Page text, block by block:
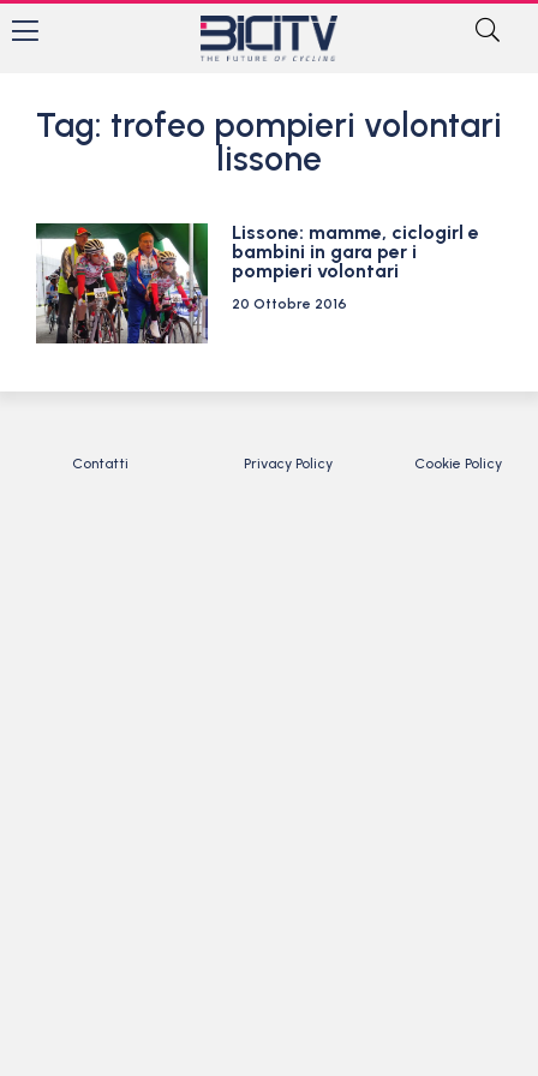
Tag: trofeo pompieri volontari
lissone
Lissone: mamme, ciclogirl e
bambini in gara per i
pompieri volontari
20 Ottobre 2016
Contatti Privacy Policy Cookie Policy